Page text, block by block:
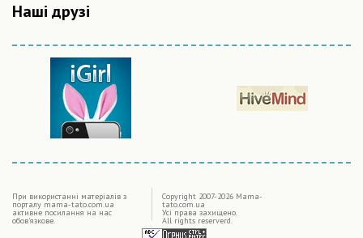
Наші друзі
При використаннi матерiалiв з
порталу mama-tato.com.ua
активне посилання на нас
обов'язкове.
Copyright 2007-2026 Mama-
tato.com.ua
Усі права захищено.
All rights reserverd.